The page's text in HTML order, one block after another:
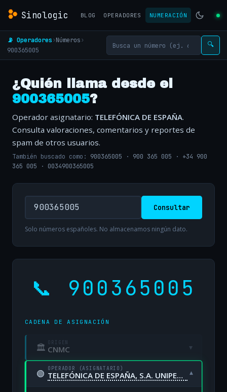
Sinologic BLOG OPERADORES NUMERACIÓN
📡 Operadores›Números›
900365005
🔍
¿Quién llama desde el
900365005?
Operador asignatario: TELEFÓNICA DE ESPAÑA.
Consulta valoraciones, comentarios y reportes de
spam de otros usuarios.
También buscado como: 900365005 · 900 365 005 · +34 900
365 005 · 0034900365005
Consultar
Solo números españoles. No almacenamos ningún dato.
📞 900365005
CADENA DE ASIGNACIÓN
🏛 ORIGEN
CNMC ▾
🟢 OPERADOR (ASIGNATARIO)
TELEFÓNICA DE ESPAÑA, S.A. UNIPERSONAL ▾